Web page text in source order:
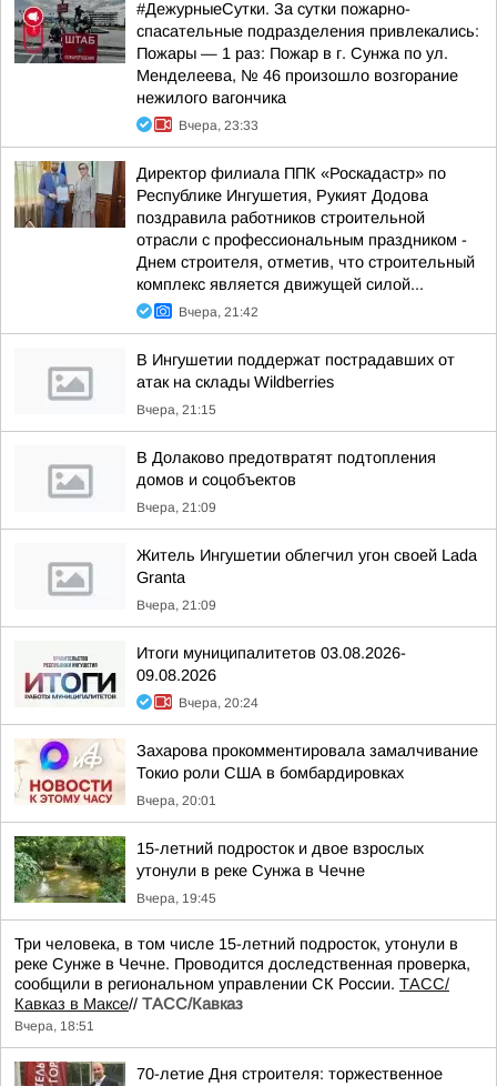
#ДежурныеСутки. За сутки пожарно-
спасательные подразделения привлекались:
Пожары — 1 раз: Пожар в г. Сунжа по ул.
Менделеева, № 46 произошло возгорание
нежилого вагончика
Вчера, 23:33
Директор филиала ППК «Роскадастр» по
Республике Ингушетия, Рукият Додова
поздравила работников строительной
отрасли с профессиональным праздником -
Днем строителя, отметив, что строительный
комплекс является движущей силой...
Вчера, 21:42
В Ингушетии поддержат пострадавших от
атак на склады Wildberries
Вчера, 21:15
В Долаково предотвратят подтопления
домов и соцобъектов
Вчера, 21:09
Житель Ингушетии облегчил угон своей Lada
Granta
Вчера, 21:09
Итоги муниципалитетов 03.08.2026-
09.08.2026
Вчера, 20:24
Захарова прокомментировала замалчивание
Токио роли США в бомбардировках
Вчера, 20:01
15-летний подросток и двое взрослых
утонули в реке Сунжа в Чечне
Вчера, 19:45
Три человека, в том числе 15-летний подросток, утонули в
реке Сунже в Чечне. Проводится доследственная проверка,
сообщили в региональном управлении СК России. ТАСС/
Кавказ в Максе// ТАСС/Кавказ
Вчера, 18:51
70-летие Дня строителя: торжественное